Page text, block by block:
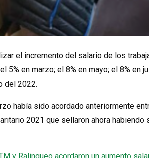
el incremento del salario de los
5% en marzo; el 8% en mayo; el 8% en
del 2022.
había sido acordado anteriormente
2021 que sellaron ahora